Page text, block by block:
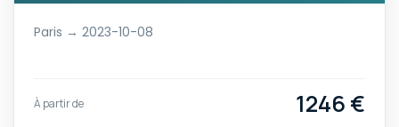
Paris → 2023-10-08
À partir de 1246 €